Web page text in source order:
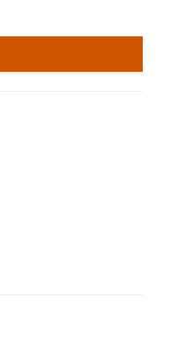
cantidad